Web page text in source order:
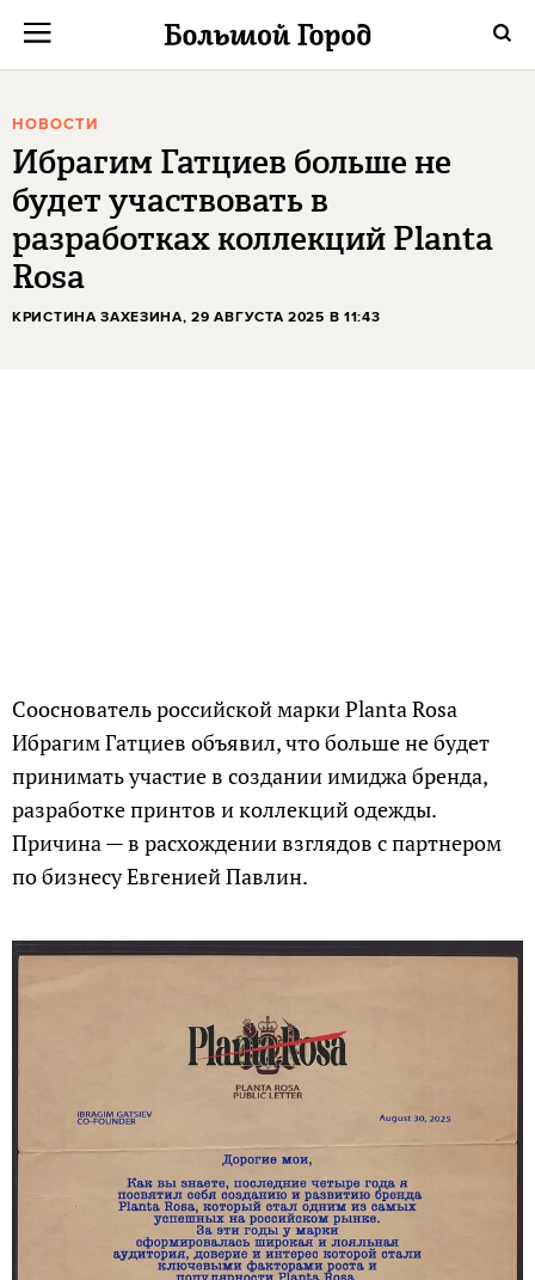
НОВОСТИ
Ибрагим Гатциев больше не
будет участвовать в
разработках коллекций Planta
Rosa
КРИСТИНА ЗАХЕЗИНА, 29 АВГУСТА 2025 В 11:43
Сооснователь российской марки Planta Rosa
Ибрагим Гатциев объявил, что больше не будет
принимать участие в создании имиджа бренда,
разработке принтов и коллекций одежды.
Причина — в расхождении взглядов с партнером
по бизнесу Евгенией Павлин.